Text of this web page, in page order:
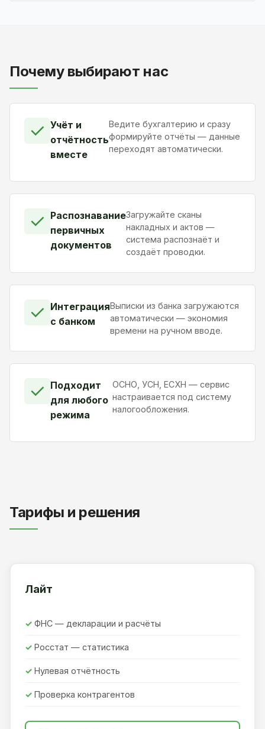
Почему выбирают нас
✓ Учёт и
отчётность
вместе
Ведите бухгалтерию и сразу
формируйте отчёты — данные
переходят автоматически.
✓ Распознавание
первичных
документов
Загружайте сканы
накладных и актов —
система распознаёт и
создаёт проводки.
✓ Интеграция
с банком
Выписки из банка загружаются
автоматически — экономия
времени на ручном вводе.
✓ Подходит
для любого
режима
ОСНО, УСН, ЕСХН — сервис
настраивается под систему
налогообложения.
Тарифы и решения
Лайт
ФНС — декларации и расчёты
Росстат — статистика
Нулевая отчётность
Проверка контрагентов